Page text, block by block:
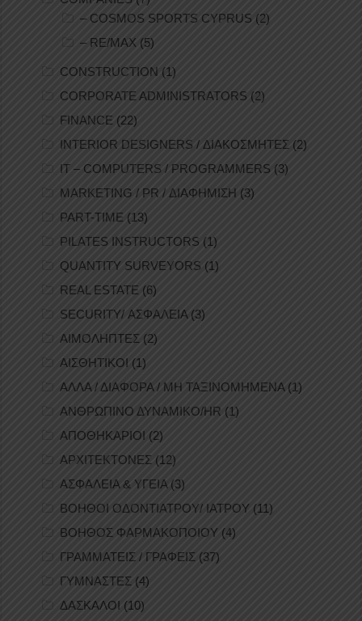
– COSMOS SPORTS CYPRUS (2)
– RE/MAX (5)
CONSTRUCTION (1)
CORPORATE ADMINISTRATORS (2)
FINANCE (22)
INTERIOR DESIGNERS / ΔΙΑΚΟΣΜΗΤΕΣ (2)
IT – COMPUTERS / PROGRAMMERS (3)
MARKETING / PR / ΔΙΑΦΗΜΙΣΗ (3)
PART-TIME (13)
PILATES INSTRUCTORS (1)
QUANTITY SURVEYORS (1)
REAL ESTATE (6)
SECURITY/ ΑΣΦΑΛΕΙΑ(3)
ΑΙΜΟΛΗΠΤΕΣ (2)
ΑΙΣΘΗΤΙΚΟΙ (1)
ΑΛΛΑ / ΔΙΑΦΟΡΑ / ΜΗ ΤΑΞΙΝΟΜΗΜΕΝΑ(1)
ΑΝΘΡΩΠΙΝΟ ΔΥΝΑΜΙΚΟ/HR (1)
ΑΠΟΘΗΚΑΡΙΟΙ (2)
ΑΡΧΙΤΕΚΤΟΝΕΣ (12)
ΑΣΦΑΛΕΙΑ & ΥΓΕΙΑ (3)
ΒΟΗΘΟΙ ΟΔΟΝΤΙΑΤΡΟΥ/ ΙΑΤΡΟΥ (11)
ΒΟΗΘΟΣ ΦΑΡΜΑΚΟΠΟΙΟΥ (4)
ΓΡΑΜΜΑΤΕΙΣ / ΓΡΑΦΕΙΣ (37)
ΓΥΜΝΑΣΤΕΣ (4)
ΔΑΣΚΑΛΟΙ (10)